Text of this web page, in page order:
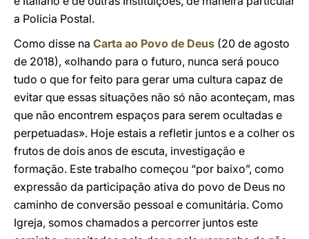
a Polícia Postal.
Como disse na Carta ao Povo de Deus (20 de agosto
de 2018), «olhando para o futuro, nunca será pouco
tudo o que for feito para gerar uma cultura capaz de
evitar que essas situações não só não aconteçam, mas
que não encontrem espaços para serem ocultadas e
perpetuadas». Hoje estais a refletir juntos e a colher os
frutos de dois anos de escuta, investigação e
formação. Este trabalho começou “por baixo”, como
expressão da participação ativa do povo de Deus no
caminho de conversão pessoal e comunitária. Como
Igreja, somos chamados a percorrer juntos este